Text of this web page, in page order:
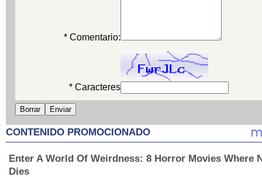
* Comentario:
* Caracteres